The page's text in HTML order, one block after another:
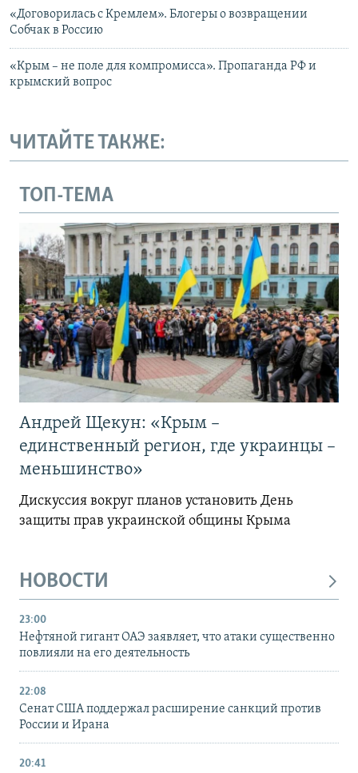
«Договорилась с Кремлем». Блогеры о возвращении
Собчак в Россию
«Крым – не поле для компромисса». Пропаганда РФ и
крымский вопрос
ЧИТАЙТЕ ТАКЖЕ:
ТОП-ТЕМА
Андрей Щекун: «Крым –
единственный регион, где украинцы –
меньшинство»
Дискуссия вокруг планов установить День
защиты прав украинской общины Крыма
НОВОСТИ
23:00
Нефтяной гигант ОАЭ заявляет, что атаки существенно
повлияли на его деятельность
22:08
Сенат США поддержал расширение санкций против
России и Ирана
20:41